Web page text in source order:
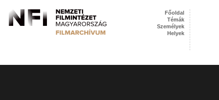
Főoldal
Témák
Személyek
Helyek